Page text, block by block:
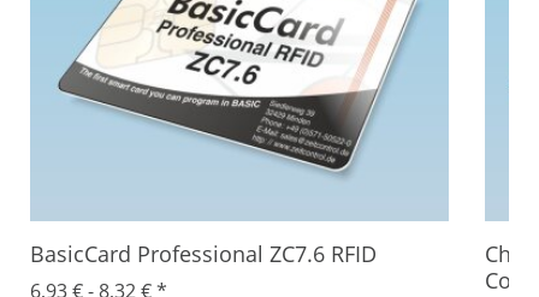
BasicCard Professional ZC7.6 RFID
6,93 € -8,32 €*